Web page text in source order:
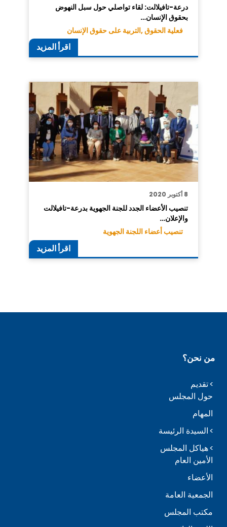
درعة-تافيلالت: لقاء تواصلي حول سبل النهوض
بحقوق الإنسان…
فعلية الحقوق ,التربية على حقوق الإنسان
اقرأ المزيد
8 أكتوبر 2020
تنصيب الأعضاء الجدد للجنة الجهوية بدرعة-تافيلالت
والإعلان…
تنصيب أعضاء اللجنة الجهوية
اقرأ المزيد
من نحن؟
تقديم
حول المجلس
المهام
السيدة الرئيسة
هياكل المجلس
الأمين العام
الأعضاء
الجمعية العامة
مكتب المجلس